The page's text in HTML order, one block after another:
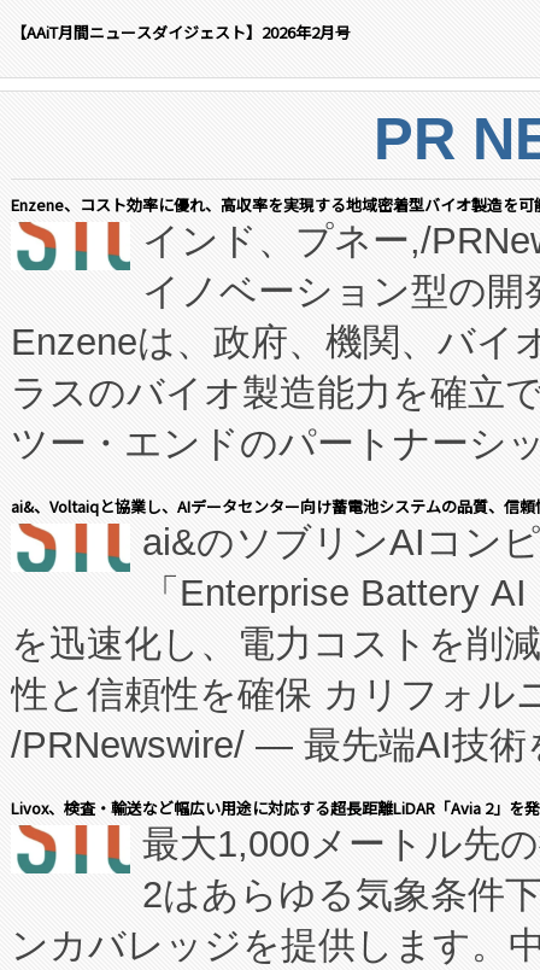
【AAiT月間ニュースダイジェスト】2026年2月号
PR
Enzene、コスト効率に優れ、高収率を実現する地域密着型バイオ製造を
インド、プネー,/
イノベーション型の
Enzeneは、政府、機関、バイ
ラスのバイオ製造能力を確立
ツー・エンドのパートナーシ
表しました。 同社の実績ある
manufacturing™ (FCCM™) プ
たNeXは、バイオ医薬品製造
従来のフェッドバッチ施設の
に、患者やサプライチェーン
キー方式で拡張性が高く、持
す。FCCM‑を活用した現地生
患者にとっての費用負担を大
のアクセスを大幅に拡大する
Fully-Connected Continuous
ai&、Voltaiqと協業し、AIデータセンター向け蓄電池システムの品質、信
ai&のソブリンAIコン
「Enterprise Battery
を迅速化し、電力コストを削
性と信頼性を確保 カリフォル
/PRNewswire/ — 最先端AI技術
会社エーアイ・アンド：本社
President原信平）と、エンタ
ードするVoltaiqは、日本にあ
ーエネルギー貯蔵システム（
Livox、検査・輸送など幅広い用途に対応する超長距離LiDAR「Avia 2」を
最大1,000メートル先
2はあらゆる気象条件
ンカバレッジを提供します。